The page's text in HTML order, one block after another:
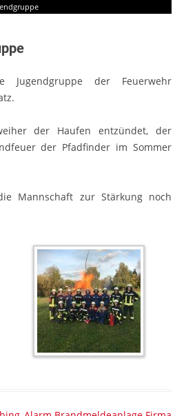
Jugendgruppe der Feuerwehr
der Haufen entzündet, der
der Pfadfinder im Sommer
Mannschaft zur Stärkung noch